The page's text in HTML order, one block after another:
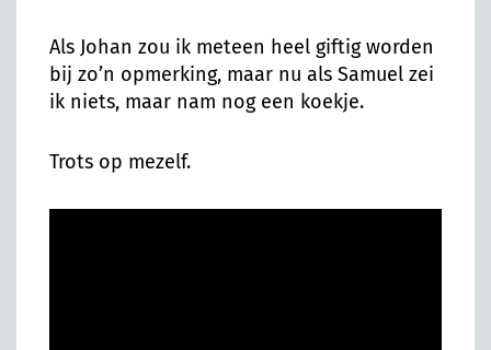
Als Johan zou ik meteen heel giftig worden
bij zo’n opmerking, maar nu als Samuel zei
ik niets, maar nam nog een koekje.
Trots op mezelf.